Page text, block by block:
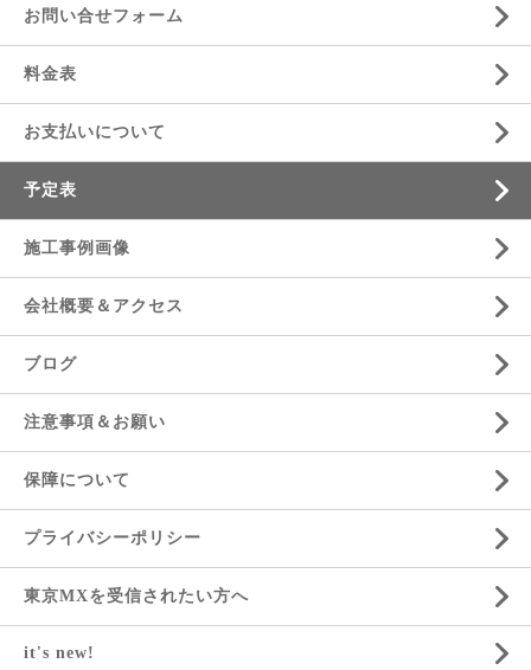
お問い合せフォーム
料金表
お支払いについて
予定表
施工事例画像
会社概要＆アクセス
ブログ
注意事項＆お願い
保障について
プライバシーポリシー
東京MXを受信されたい方へ
it's new!